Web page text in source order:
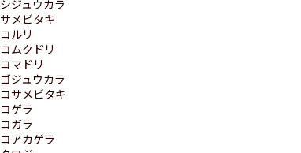
シジュウカラ
サメビタキ
コルリ
コムクドリ
コマドリ
ゴジュウカラ
コサメビタキ
コゲラ
コガラ
コアカゲラ